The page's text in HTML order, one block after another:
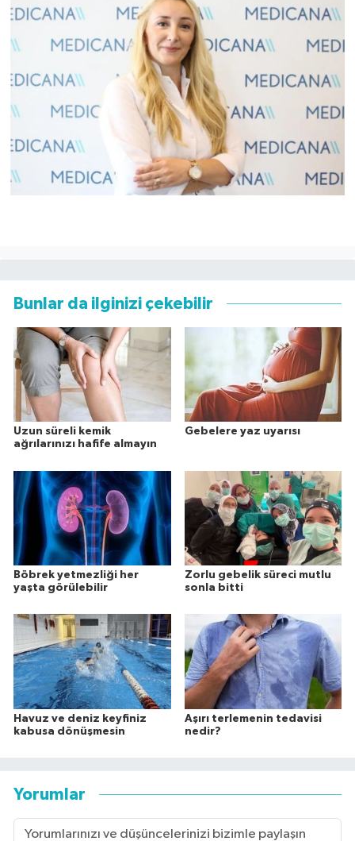
Bunlar da ilginizi çekebilir
Uzun süreli kemik
ağrılarınızı hafife almayın
Gebelere yaz uyarısı
Böbrek yetmezliği her
yaşta görülebilir
Zorlu gebelik süreci mutlu
sonla bitti
Havuz ve deniz keyfiniz
kabusa dönüşmesin
Aşırı terlemenin tedavisi
nedir?
Yorumlar